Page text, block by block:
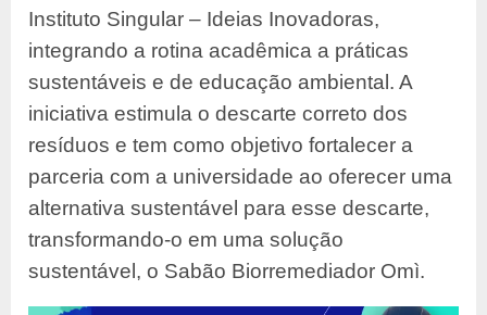
Instituto Singular – Ideias Inovadoras,
integrando a rotina acadêmica a práticas
sustentáveis e de educação ambiental. A
iniciativa estimula o descarte correto dos
resíduos e tem como objetivo fortalecer a
parceria com a universidade ao oferecer uma
alternativa sustentável para esse descarte,
transformando-o em uma solução
sustentável, o Sabão Biorremediador Omì.